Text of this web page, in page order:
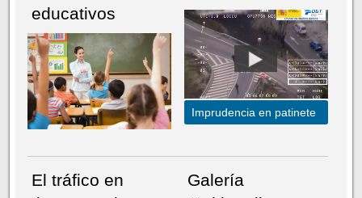
educativos
Imprudencia en patinete
El tráfico en
Galería